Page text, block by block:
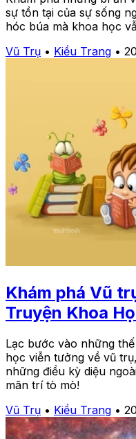
sự tồn tại của sự sống
hóc búa mà khoa học
Vũ Trụ • Kiều Trang •
Khám phá Vũ
Truyện Khoa
Lạc bước vào những
học viễn tưởng về vũ
những điều kỳ diệu
mãn trí tò mò!
Vũ Trụ • Kiều Trang •